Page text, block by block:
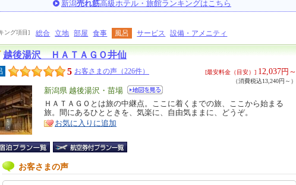
新潟売れ筋高級ホテル・旅館ランキングはこちら
ング項目] 総合 立地 部屋 食事 風呂 サービス 設備・アメニティ
越後湯沢 ＨＡＴＡＧＯ井仙
5 お客さまの声（226件） [最安料金（目安）] 12,037円～
（消費税込13,240円～）
エ
リ
ア
新潟県 越後湯沢・苗場
特
徴
ＨＡＴＡＧＯとは旅の中継点。ここに着くまでの旅、ここから始まる
旅。間にあるひとときを、気楽に、自由気ままに、どうぞ。
お気に入りに追加
お客さまの声